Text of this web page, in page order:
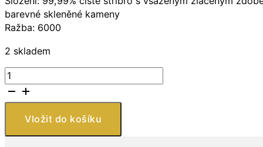
barevné skleněné kameny
Ražba: 6000
2 skladem
Royal
Canadian
Mint
Stříbrná
Edwardova
Vložit do košíku